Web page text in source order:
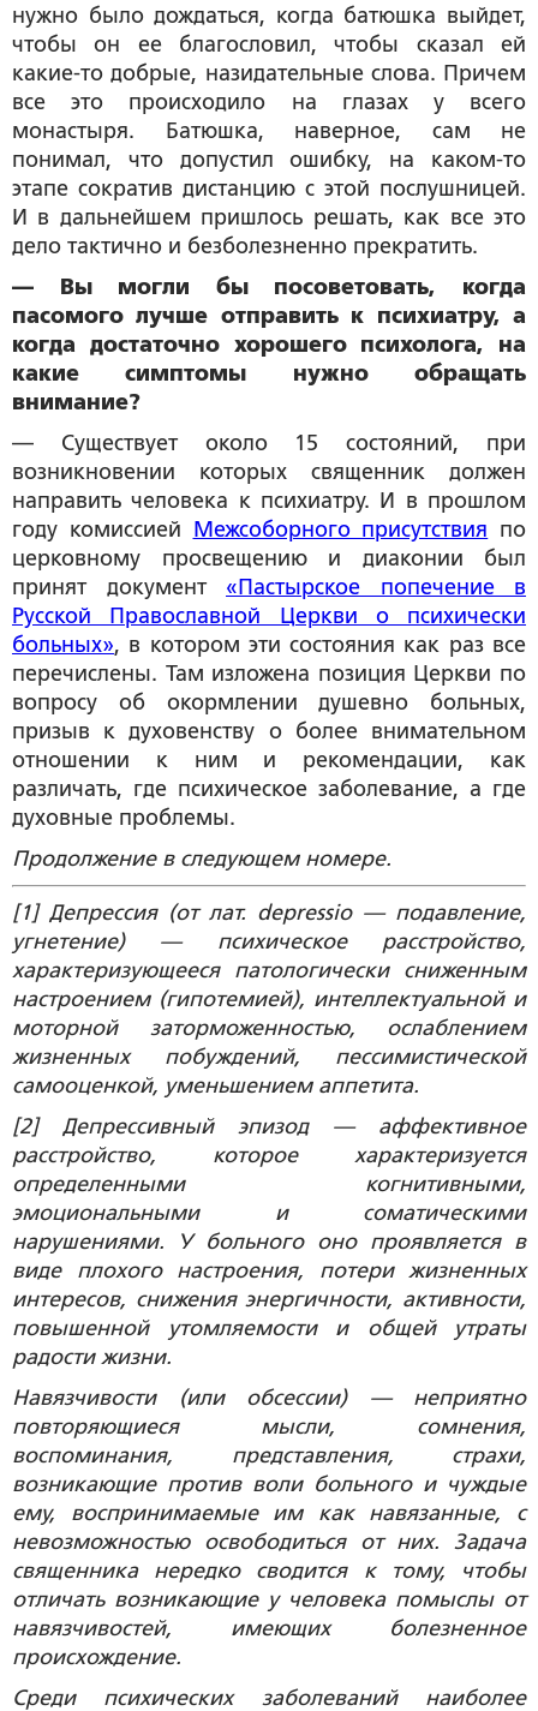
нужно было дождаться, когда батюшка выйдет,
чтобы он ее благословил, чтобы сказал ей
какие-то доб­рые, назидательные слова. Причем
все это происходило на глазах у всего
монастыря. Батюшка, наверное, сам не
понимал, что допустил ошибку, на каком-то
этапе сократив дистанцию с этой послушницей.
И в дальнейшем пришлось решать, как все это
дело тактично и безболезненно прекратить.
— Вы могли бы посоветовать, когда
пасомого лучше отправить к психиатру, а
когда достаточно хорошего психолога, на
какие симп­томы нужно обращать
внимание?
— Существует около 15 состояний, при
возникновении которых священник должен
направить человека к психиатру. И в прошлом
году комиссией
Межсоборного присутствия по
церковному просвещению и диаконии был
принят документ «Пастырское попечение в
Русской Православной Церкви о психически
больных», в котором эти состояния как раз все
перечислены. Там изложена позиция Церкви по
вопросу об окормлении душевно больных,
призыв к духовенству о более внимательном
отношении к ним и рекомендации, как
различать, где психическое заболевание, а где
духовные проблемы.
Продолжение в следующем номере.
[1] Депрессия (от лат. depressio — подавление,
угнетение) — психическое расстройство,
характеризующееся патологически сниженным
настроением (гипотемией), интеллектуальной и
моторной заторможенностью, ослаблением
жизненных побуждений, пессимистической
самооценкой, уменьшением аппетита.
[2] Депрессивный эпизод — аффективное
расстройство, которое характеризуется
определенными когнитивными,
эмоциональными и соматическими
нарушениями. У больного оно проявляется в
виде плохого настроения, потери жизненных
интересов, снижения энергичности, активности,
повышенной утомляемости и общей утраты
радости жизни.
Навязчивости (или обсессии) — неприятно
повторяющиеся мысли, сомнения,
воспоминания, представления, страхи,
возникающие против воли больного и чуждые
ему, воспринимаемые им как навязанные, с
невозможностью освободиться от них. Задача
священника нередко сводится к тому, чтобы
отличать возникающие у человека помыслы от
навязчивостей, имеющих болезненное
происхождение.
Среди психических заболеваний наиболее